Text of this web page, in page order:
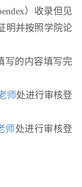
）收录但见
明并按照学院论
写的内容填写完
师处进行审核登
师处进行审核登